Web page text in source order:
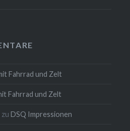
Fahrrad und Zelt
Fahrrad und Zelt
zuDSQ Impressionen